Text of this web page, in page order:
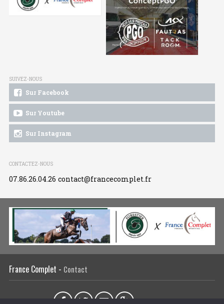
SUIVEZ-NOUS
Sur Facebook
Sur Youtube
Sur Instagram
CONTACTEZ-NOUS
07.86.26.04.26 contact@francecomplet.fr
France Complet - Contact